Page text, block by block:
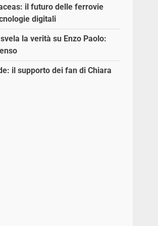
il futuro delle ferrovie
digitali
la verità su Enzo Paolo:
il supporto dei fan di Chiara